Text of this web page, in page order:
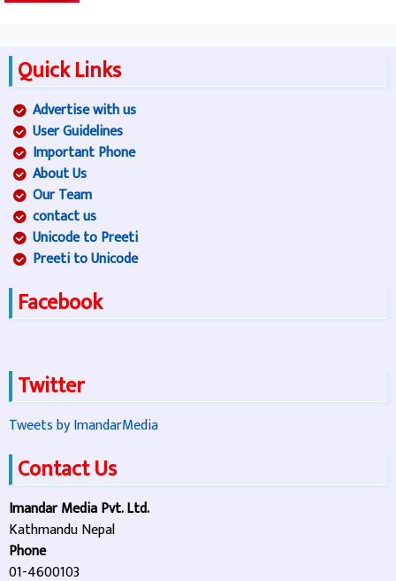
Quick Links
Advertise with us
User Guidelines
Important Phone
About Us
Our Team
contact us
Unicode to Preeti
Preeti to Unicode
Facebook
Twitter
Tweets by ImandarMedia
Contact Us
Imandar Media Pvt. Ltd.
Kathmandu Nepal
Phone
01-4600103